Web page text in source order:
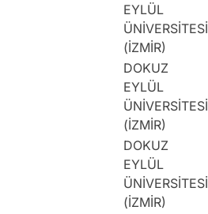
EYLÜL
ÜNİVERSİTESİ
(İZMİR)
DOKUZ
EYLÜL
ÜNİVERSİTESİ
(İZMİR)
DOKUZ
EYLÜL
ÜNİVERSİTESİ
(İZMİR)